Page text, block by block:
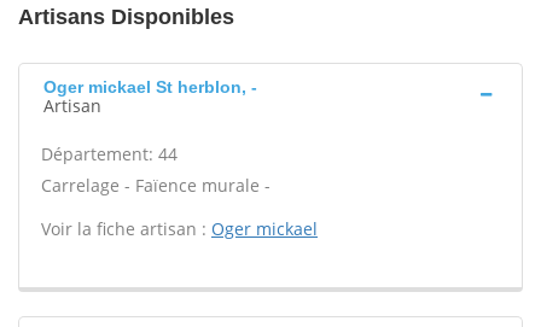
Artisans Disponibles
Oger mickael St herblon, -
Artisan
Département: 44
Carrelage - Faïence murale -
Voir la fiche artisan : Oger mickael